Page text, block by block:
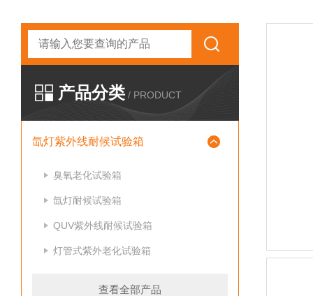
产品分类 / PRODUCT
氙灯紫外线耐候试验箱
臭氧老化试验箱
氙灯耐候试验箱
QUV紫外线耐候试验箱
灯管式紫外老化试验箱
查看全部产品